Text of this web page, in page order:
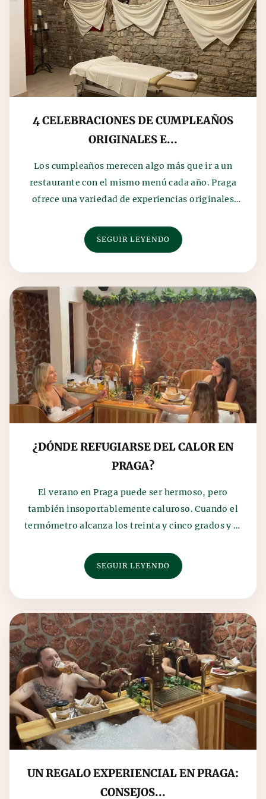
4 CELEBRACIONES DE CUMPLEAÑOS
ORIGINALES E...
Los cumpleaños merecen algo más que ir a un
restaurante con el mismo menú cada año. Praga
ofrece una variedad de experiencias originales
SEGUIR LEYENDO
¿DÓNDE REFUGIARSE DEL CALOR EN
PRAGA?
El verano en Praga puede ser hermoso, pero
también insoportablemente caluroso. Cuando el
termómetro alcanza los treinta y cinco grados y el
SEGUIR LEYENDO
UN REGALO EXPERIENCIAL EN PRAGA:
CONSEJOS...